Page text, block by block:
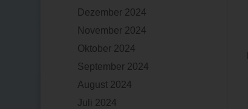
Dezember 2024
November 2024
Oktober 2024
September 2024
August 2024
Juli 2024